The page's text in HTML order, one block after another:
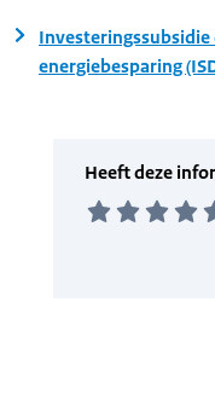
Investeringssubsidie
energiebesparing